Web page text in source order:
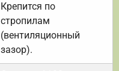
Крепится по
стропилам
(вентиляционный
зазор).